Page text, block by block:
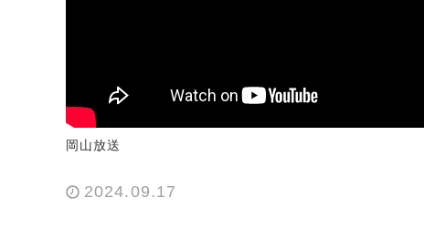
岡山放送
2024.09.17